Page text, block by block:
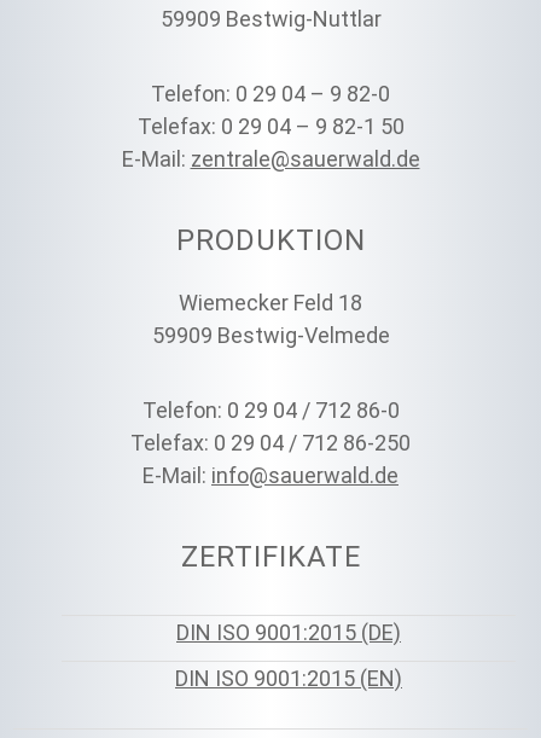
59909 Bestwig-Nuttlar
Telefon: 0 29 04 – 9 82-0
Telefax: 0 29 04 – 9 82-1 50
E-Mail: zentrale@sauerwald.de
PRODUKTION
Wiemecker Feld 18
59909 Bestwig-Velmede
Telefon: 0 29 04 / 712 86-0
Telefax: 0 29 04 / 712 86-250
E-Mail: info@sauerwald.de
ZERTIFIKATE
DIN ISO 9001:2015 (DE)
DIN ISO 9001:2015 (EN)